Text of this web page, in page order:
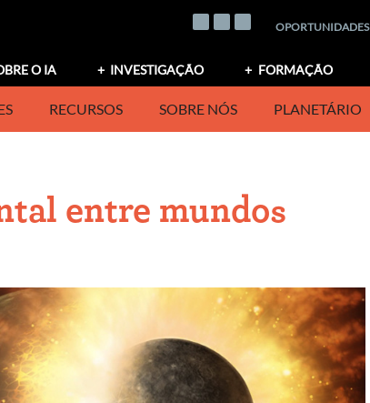
OPORTUNIDADES
O IA INVESTIGAÇÃO FORMAÇÃO
RECURSOS SOBRE NÓS PLANETÁRIO
entre mundos